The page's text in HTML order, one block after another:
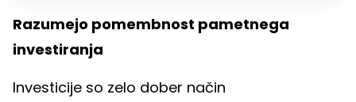
Razumejo pomembnost pametnega
investiranja
Investicije so zelo dober način